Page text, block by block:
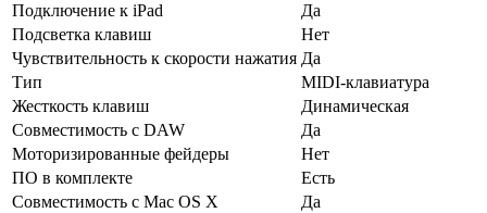
Подключение к iPad
Да
Подсветка клавиш
Нет
Чувствительность к скорости нажатия Да
Тип
MIDI-клавиатура
Жесткость клавиш
Динамическая
Совместимость с DAW
Да
Моторизированные фейдеры
Нет
ПО в комплекте
Есть
Совместимость с Mac OS X
Да